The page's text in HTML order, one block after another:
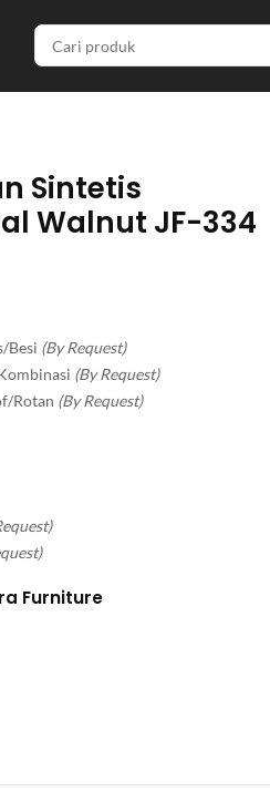
Sintetis
Walnut JF-334
Besi (By Request)
(By Request)
Rotan (By Request)
Furniture